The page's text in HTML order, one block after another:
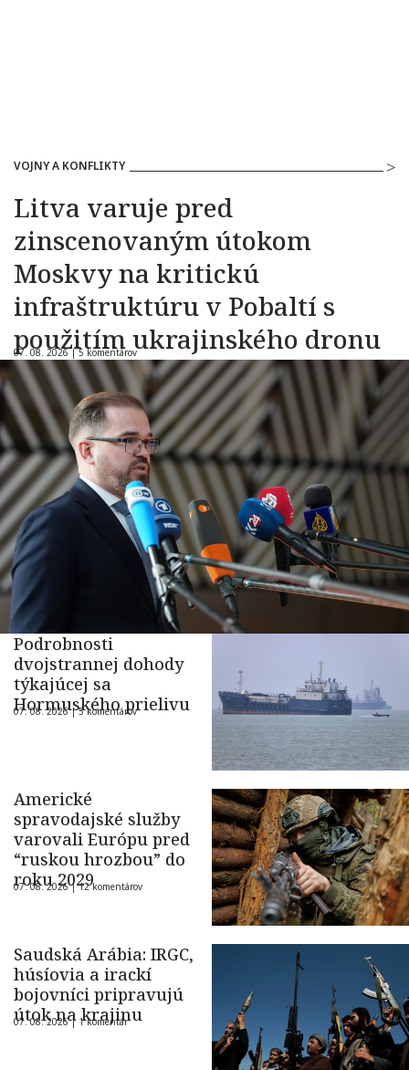
VOJNY A KONFLIKTY
Litva varuje pred
zinscenovaným útokom
Moskvy na kritickú
infraštruktúru v Pobaltí s
použitím ukrajinského dronu
07. 08. 2026 |5 komentárov
Podrobnosti
dvojstrannej dohody
týkajúcej sa
Hormuského prielivu
07. 08. 2026 |5 komentárov
Americké
spravodajské služby
varovali Európu pred
“ruskou hrozbou” do
roku 2029
07. 08. 2026 |12 komentárov
Saudská Arábia: IRGC,
húsíovia a irackí
bojovníci pripravujú
útok na krajinu
07. 08. 2026 | 1 komentár